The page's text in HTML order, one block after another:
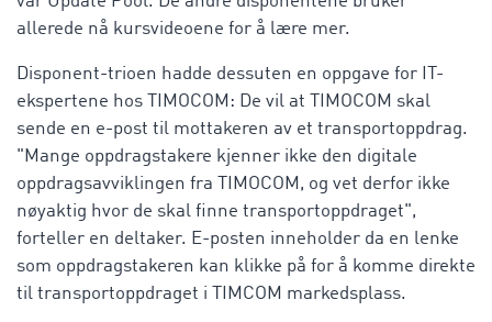
allerede nå kursvideoene for å lære mer.
Disponent-trioen hadde dessuten en oppgave for IT-
ekspertene hos TIMOCOM: De vil at TIMOCOM skal
sende en e-post til mottakeren av et transportoppdrag.
"Mange oppdragstakere kjenner ikke den digitale
oppdragsavviklingen fra TIMOCOM, og vet derfor ikke
nøyaktig hvor de skal finne transportoppdraget",
forteller en deltaker. E-posten inneholder da en lenke
som oppdragstakeren kan klikke på for å komme direkte
til transportoppdraget i TIMCOM markedsplass.